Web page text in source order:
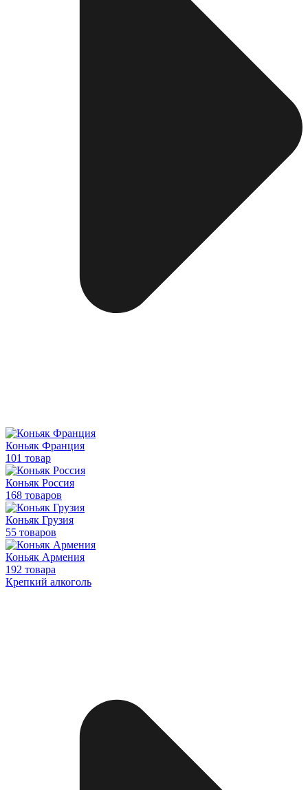
Коньяк Франция
101 товар
Коньяк Россия
168 товаров
Коньяк Грузия
55 товаров
Коньяк Армения
192 товара
Крепкий алкоголь